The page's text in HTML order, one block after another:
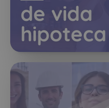
de vida
hipoteca